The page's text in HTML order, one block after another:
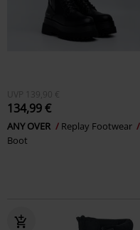
UVP 139,90 €
134,99 €
ANY OVER
Replay Footwear
Boot